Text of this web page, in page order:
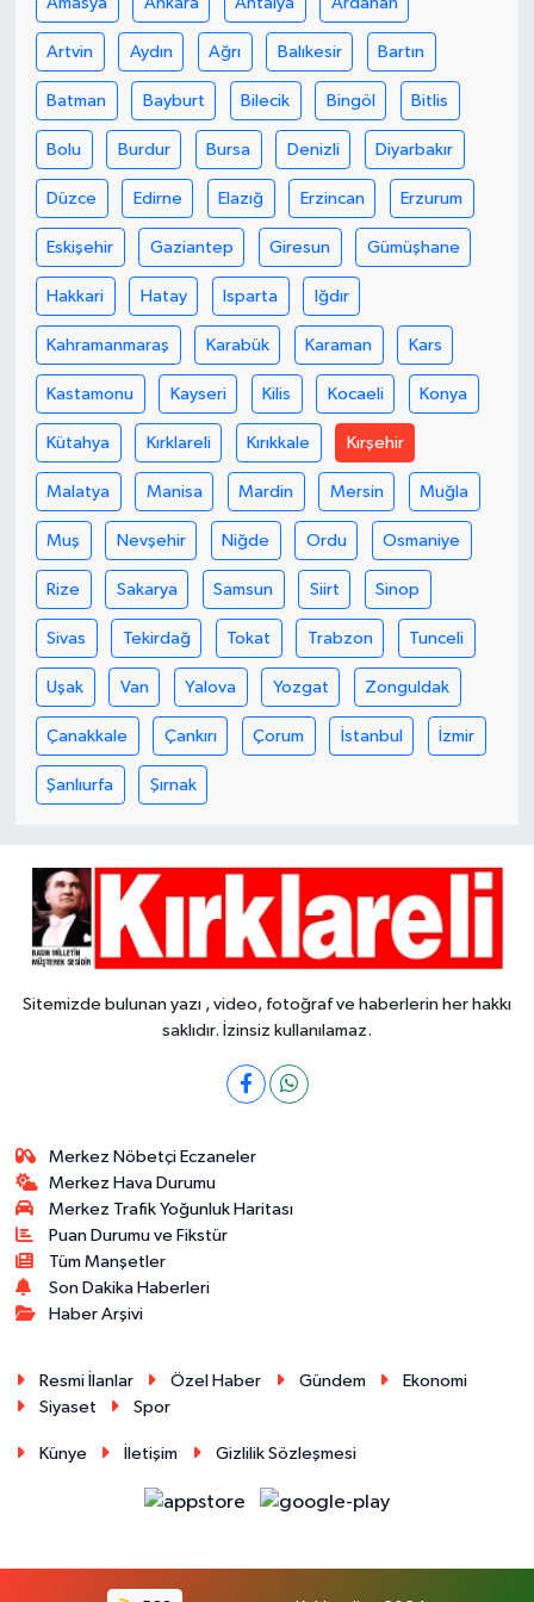
Artvin Aydın Ağrı Balıkesir Bartın
Batman Bayburt Bilecik Bingöl Bitlis
Bolu Burdur Bursa Denizli Diyarbakır
Düzce Edirne Elazığ Erzincan Erzurum
Eskişehir Gaziantep Giresun Gümüşhane
Hakkari Hatay Isparta Iğdır
Kahramanmaraş Karabük Karaman Kars
Kastamonu Kayseri Kilis Kocaeli Konya
Kütahya Kırklareli Kırıkkale Kırşehir
Malatya Manisa Mardin Mersin Muğla
Muş Nevşehir Niğde Ordu Osmaniye
Rize Sakarya Samsun Siirt Sinop
Sivas Tekirdağ Tokat Trabzon Tunceli
Uşak Van Yalova Yozgat Zonguldak
Çanakkale Çankırı Çorum İstanbul İzmir
Şanlıurfa Şırnak
Sitemizde bulunan yazı , video, fotoğraf ve haberlerin her hakkı
saklıdır. İzinsiz kullanılamaz.
Merkez Nöbetçi Eczaneler
Merkez Hava Durumu
Merkez Trafik Yoğunluk Haritası
Puan Durumu ve Fikstür
Tüm Manşetler
Son Dakika Haberleri
Haber Arşivi
Resmi İlanlar Özel Haber Gündem
Ekonomi
Siyaset
Spor
Künye İletişim Gizlilik Sözleşmesi